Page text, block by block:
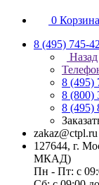
0 Корзина
8 (495) 745-
Назад
8 (495)
8 (800)
8 (495)
zakaz@ctpl.ru
127644, г.
МКАД)
Пн - Пт: с